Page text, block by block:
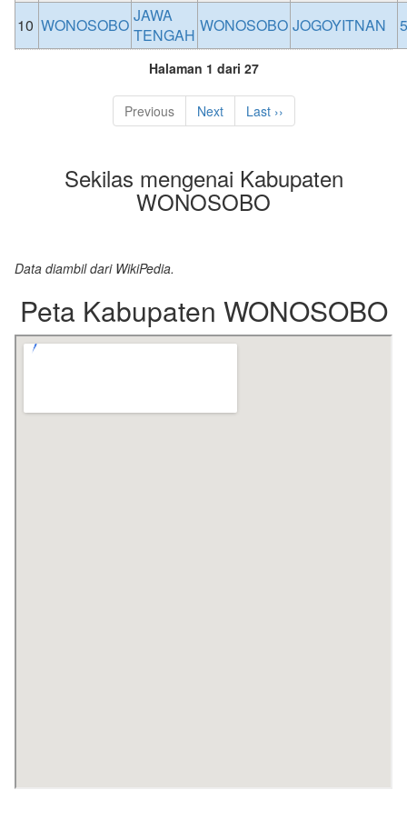
10 WONOSOBO JAWA
TENGAH WONOSOBO JOGOYITNAN
Halaman 1 dari 27
Previous Next Last ››
Sekilas mengenai Kabupaten
WONOSOBO
Data diambil dari WikiPedia.
Peta Kabupaten WONOSOBO